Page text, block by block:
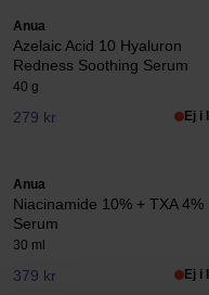
Anua
Azelaic Acid 10 Hyaluron
Redness Soothing Serum
40 g
279 kr Ej i
Anua
Niacinamide 10% + TXA 4%
Serum
30 ml
379 kr Ej i